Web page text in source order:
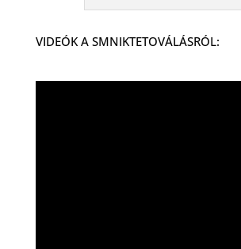
VIDEÓK A SMNIKTETOVÁLÁSRÓL: